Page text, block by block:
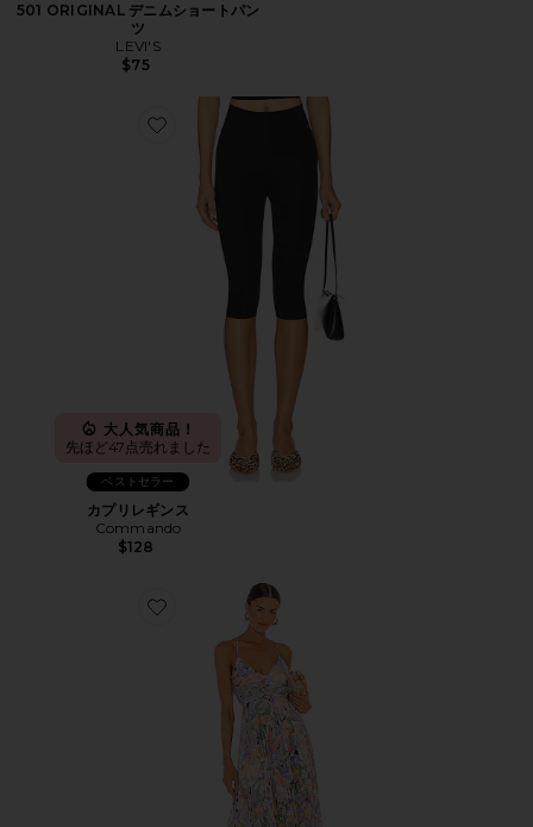
501 ORIGINAL デニムショートパン
ツ
LEVI'S
$75
Favorite カプリレギンス
大人気商品！
先ほど47点売れました
ベストセラー
カプリレギンス
Commando
$128
Favorite BLYTHE ドレス